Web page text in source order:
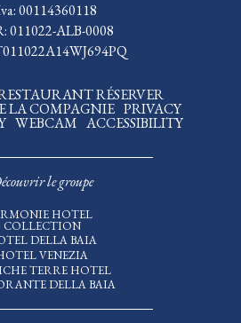
00114360118
011022-ALB-0008
RÉSERVER
LA COMPAGNIE PRIVACY
WEBCAM ACCESSIBILITY
le groupe
HOTEL
COLLECTION
DELLA BAIA
VENEZIA
TERRE HOTEL
DELLA BAIA